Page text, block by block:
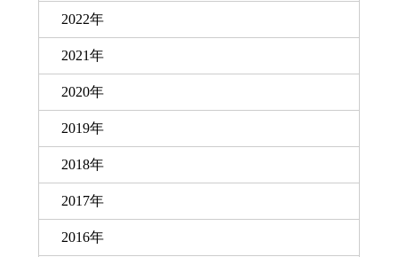
2022年
2021年
2020年
2019年
2018年
2017年
2016年